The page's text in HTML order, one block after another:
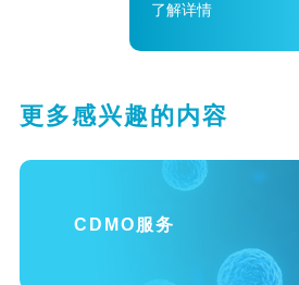
了解详情
更多感兴趣的内容
CDMO服务